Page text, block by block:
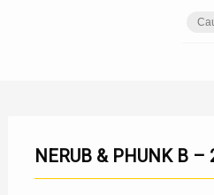
NERUB & PHUNK B